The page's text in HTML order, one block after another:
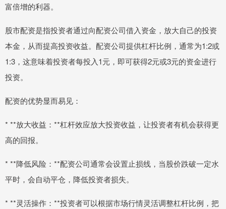
富倍增的利器。
股市配资是指投资者通过向配资公司借入资金，放大自己的投资
本金，从而提高投资收益。配资公司提供杠杆比例，通常为1:2或
1:3，这意味着投资者每投入1元，即可获得2元或3元的资金进行
投资。
配资的优势显而易见：
* **放大收益：**杠杆效应放大投资收益，让投资者有机会获得更
高的回报。
* **降低风险：**配资公司通常会设置止损线，当股价跌破一定水
平时，会自动平仓，降低投资者损失。
* **灵活操作：**投资者可以根据市场行情灵活调整杠杆比例，把